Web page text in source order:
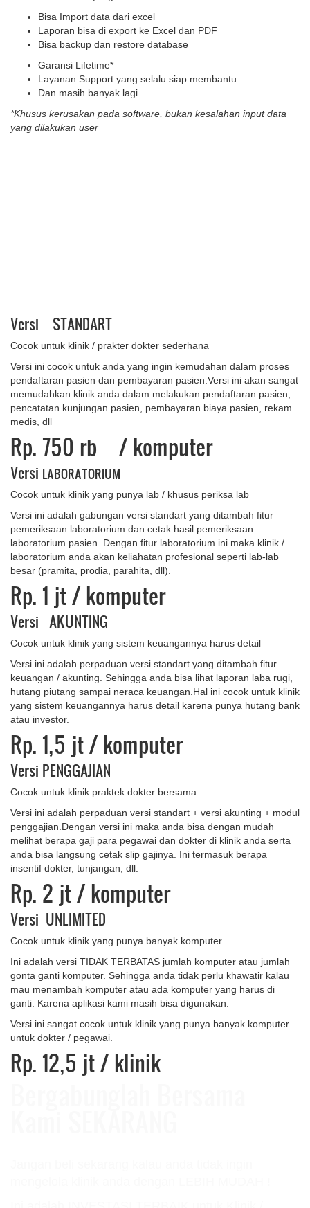
Bisa Import data dari excel
Laporan bisa di export ke Excel dan PDF
Bisa backup dan restore database
Garansi Lifetime*
Layanan Support yang selalu siap membantu
Dan masih banyak lagi..
*Khusus kerusakan pada software, bukan kesalahan input data
yang dilakukan user
Versi STANDART
Cocok untuk klinik / prakter dokter sederhana
Versi ini cocok untuk anda yang ingin kemudahan dalam proses
pendaftaran pasien dan pembayaran pasien.Versi ini akan sangat
memudahkan klinik anda dalam melakukan pendaftaran pasien,
pencatatan kunjungan pasien, pembayaran biaya pasien, rekam
medis, dll
Rp. 750 rb / komputer
Versi LABORATORIUM
Cocok untuk klinik yang punya lab / khusus periksa lab
Versi ini adalah gabungan versi standart yang ditambah fitur
pemeriksaan laboratorium dan cetak hasil pemeriksaan
laboratorium pasien. Dengan fitur laboratorium ini maka klinik /
laboratorium anda akan keliahatan profesional seperti lab-lab
besar (pramita, prodia, parahita, dll).
Rp. 1 ​jt/ komputer
Versi AKUNTING
Cocok untuk klinik yang sistem keuangannya harus detail
Versi ini adalah perpaduan versi standart yang ditambah fitur
keuangan / akunting. Sehingga anda bisa lihat laporan laba rugi,
hutang piutang sampai neraca keuangan.Hal ini cocok untuk klinik
yang sistem keuangannya harus detail karena punya hutang bank
atau investor.
Rp. 1,5 jt/ komputer
Versi PENGGAJIAN
Cocok untuk klinik praktek dokter bersama
Versi ini adalah perpaduan versi standart + versi akunting + modul
penggajian.Dengan versi ini maka anda bisa dengan mudah
melihat berapa gaji para pegawai dan dokter di klinik anda serta
anda bisa langsung cetak slip gajinya. Ini termasuk berapa
insentif dokter, tunjangan, dll.
Rp. 2 jt/ komputer
Versi UNLIMITED
Cocok untuk klinik yang punya banyak komputer
Ini adalah versi TIDAK TERBATAS jumlah komputer atau jumlah
gonta ganti komputer. Sehingga anda tidak perlu khawatir kalau
mau menambah komputer atau ada komputer yang harus di
ganti. Karena aplikasi kami masih bisa digunakan.
Versi ini sangat cocok untuk klinik yang punya banyak komputer
untuk dokter / pegawai.
Rp. 12,5 jt/ klinik